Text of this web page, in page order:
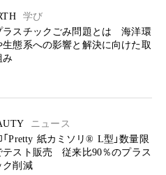
学び
ラスチックごみ問題とは 海洋環
生態系への影響と解決に向けた取
み
ニュース
「Pretty 紙カミソリ®︎ L型」数量限
テスト販売 従来比90％のプラス
ク削減